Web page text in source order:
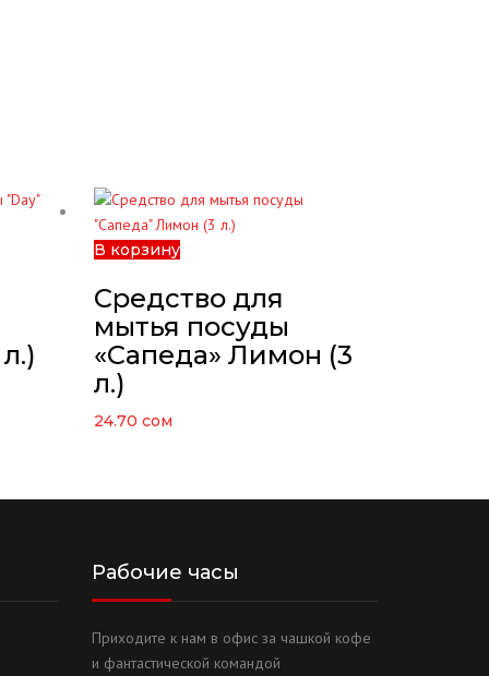
В корзину
Средство для
мытья посуды
«Сапеда» Лимон (3
л.)
24.70 сом
Рабочие часы
Приходите к нам в офис за чашкой кофе
и фантастической командой